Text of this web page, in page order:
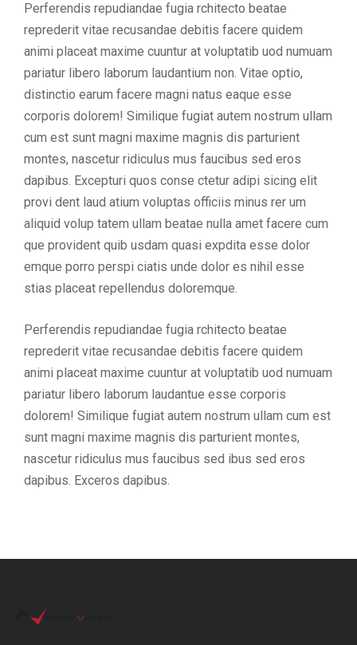
Perferendis repudiandae fugia rchitecto beatae
reprederit vitae recusandae debitis facere quidem
animi placeat maxime cuuntur at voluptatib uod numuam
pariatur libero laborum laudantium non. Vitae optio,
distinctio earum facere magni natus eaque esse
corporis dolorem! Similique fugiat autem nostrum ullam
cum est sunt magni maxime magnis dis parturient
montes, nascetur ridiculus mus faucibus sed eros
dapibus. Excepturi quos conse ctetur adipi sicing elit
provi dent laud atium voluptas officiis minus rer um
aliquid volup tatem ullam beatae nulla amet facere cum
que provident quib usdam quasi expdita esse dolor
emque porro perspi ciatis unde dolor es nihil esse
stias placeat repellendus doloremque.
Perferendis repudiandae fugia rchitecto beatae
reprederit vitae recusandae debitis facere quidem
animi placeat maxime cuuntur at voluptatib uod numuam
pariatur libero laborum laudantue esse corporis
dolorem! Similique fugiat autem nostrum ullam cum est
sunt magni maxime magnis dis parturient montes,
nascetur ridiculus mus faucibus sed ibus sed eros
dapibus. Exceros dapibus.